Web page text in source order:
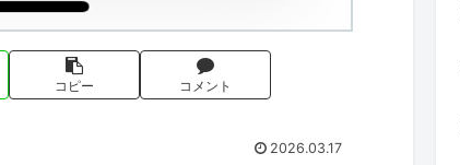
コピー コメント
2026.03.17